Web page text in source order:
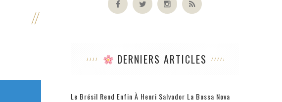
DERNIERS ARTICLES
Le Brésil Rend Enfin À Henri Salvador La Bossa Nova